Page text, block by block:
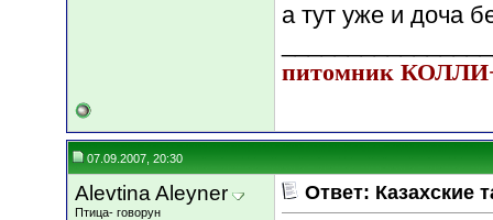
а тут уже и доча
питомник
07.09.2007, 20:30
Alevtina Aleyner
Птица- говорун
Ответ: Казахские